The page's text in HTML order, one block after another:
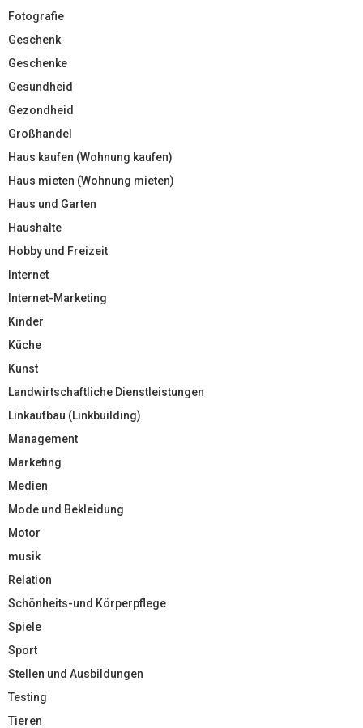
Fotografie
Geschenk
Geschenke
Gesundheid
Gezondheid
Großhandel
Haus kaufen (Wohnung kaufen)
Haus mieten (Wohnung mieten)
Haus und Garten
Haushalte
Hobby und Freizeit
Internet
Internet-Marketing
Kinder
Küche
Kunst
Landwirtschaftliche Dienstleistungen
Linkaufbau (Linkbuilding)
Management
Marketing
Medien
Mode und Bekleidung
Motor
musik
Relation
Schönheits-und Körperpflege
Spiele
Sport
Stellen und Ausbildungen
Testing
Tieren